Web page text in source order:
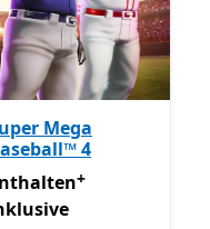
Mega
4
inklusive EA Play
+